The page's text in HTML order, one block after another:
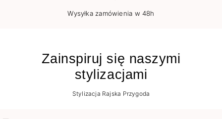
Wysyłka zamówienia w 48h
Zainspiruj się naszymi
stylizacjami
Stylizacja Rajska Przygoda